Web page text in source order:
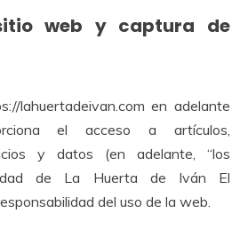
web y captura de
lahuertadeivan.com en adelante
el acceso a artículos,
y datos (en adelante, “los
de La Huerta de Iván El
del uso de la web.